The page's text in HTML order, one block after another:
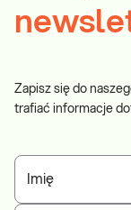
Zapisz się do
trafiać informacje
Imię